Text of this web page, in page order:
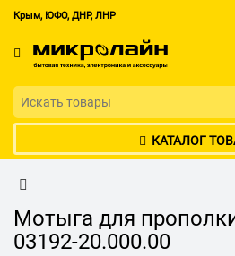
Крым, ЮФО, ДНР, ЛНР
КАТАЛОГ
Мотыга для
03192-20.000.00